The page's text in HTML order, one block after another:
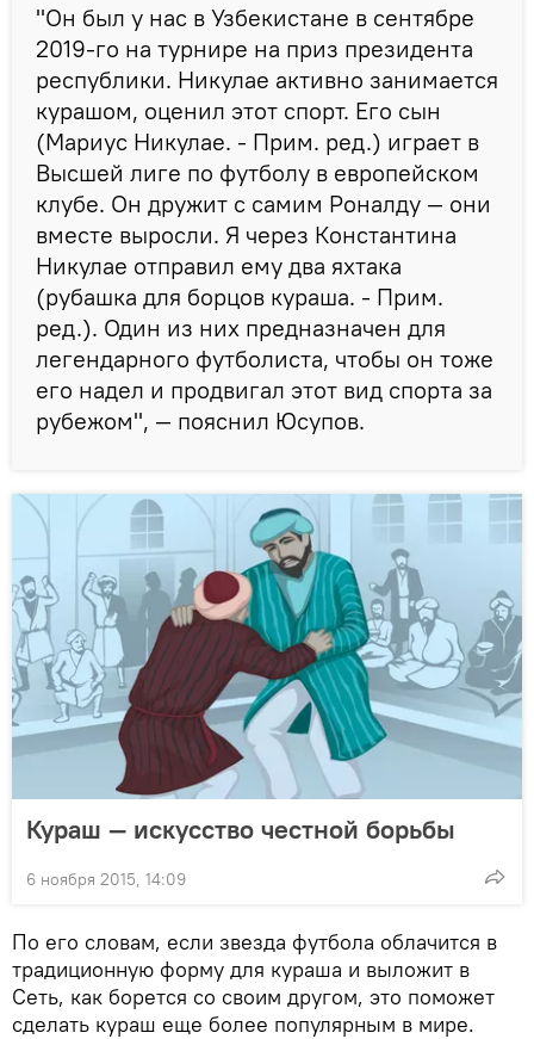
"Он был у нас в Узбекистане в сентябре
2019-го на турнире на приз президента
республики. Никулае активно занимается
курашом, оценил этот спорт. Его сын
(Мариус Никулае. - Прим. ред.) играет в
Высшей лиге по футболу в европейском
клубе. Он дружит с самим Роналду — они
вместе выросли. Я через Константина
Никулае отправил ему два яхтака
(рубашка для борцов кураша. - Прим.
ред.). Один из них предназначен для
легендарного футболиста, чтобы он тоже
его надел и продвигал этот вид спорта за
рубежом", — пояснил Юсупов.
Кураш — искусство честной борьбы
6 ноября 2015, 14:09
По его словам, если звезда футбола облачится в
традиционную форму для кураша и выложит в
Сеть, как борется со своим другом, это поможет
сделать кураш еще более популярным в мире.